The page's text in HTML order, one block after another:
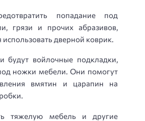
попадание под
грязи и прочих абразивов,
использовать дверной коврик.
войлочные подкладки,
ножки мебели. Они помогут
вмятин и царапин на
тяжелую мебель и другие